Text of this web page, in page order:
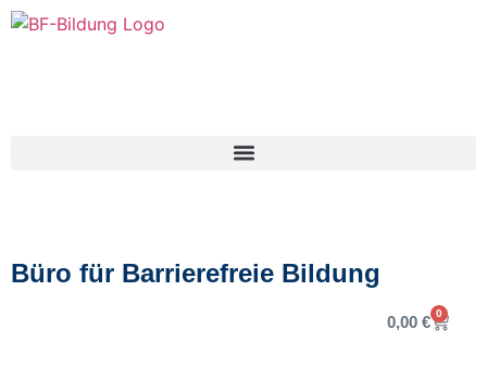
Büro für Barrierefreie Bildung
0,00 € 0